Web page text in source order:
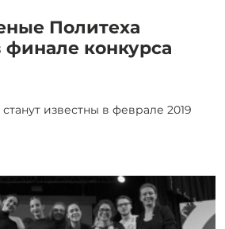
Политеха
конкурса
известны в феврале 2019